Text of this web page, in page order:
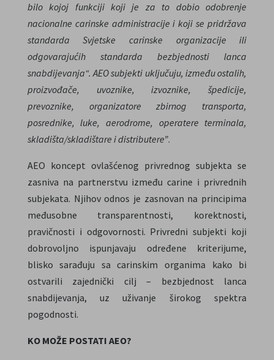
bilo kojoj funkciji koji je za to dobio odobrenje
nacionalne carinske administracije i koji se pridržava
standarda Svjetske carinske organizacije ili
odgovarajućih standarda bezbjednosti lanca
snabdijevanja“. AEO subjekti uključuju, između ostalih,
proizvođače, uvoznike, izvoznike, špedicije,
prevoznike, organizatore zbirnog transporta,
posrednike, luke, aerodrome, operatere terminala,
skladišta/skladištare i distributere”.
AEO koncept ovlašćenog privrednog subjekta se
zasniva na partnerstvu između carine i privrednih
subjekata. Njihov odnos je zasnovan na principima
međusobne transparentnosti, korektnosti,
pravičnosti i odgovornosti. Privredni subjekti koji
dobrovoljno ispunjavaju određene kriterijume,
blisko sarađuju sa carinskim organima kako bi
ostvarili zajednički cilj – bezbjednost lanca
snabdijevanja, uz uživanje širokog spektra
pogodnosti.
KO MOŽE POSTATI AEO?